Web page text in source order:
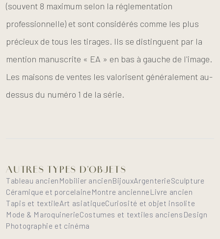
(souvent 8 maximum selon la réglementation
professionnelle) et sont considérés comme les plus
précieux de tous les tirages. Ils se distinguent par la
mention manuscrite « EA » en bas à gauche de l'image.
Les maisons de ventes les valorisent généralement au-
dessus du numéro 1 de la série.
AUTRES TYPES D'OBJETS
Tableau ancien Mobilier ancienBijouxArgenterieSculpture
Céramique et porcelaine Montre ancienne Livre ancien
Tapis et textileArt asiatiqueCuriosité et objet insolite
Mode & MaroquinerieCostumes et textiles anciens Design
Photographie et cinéma